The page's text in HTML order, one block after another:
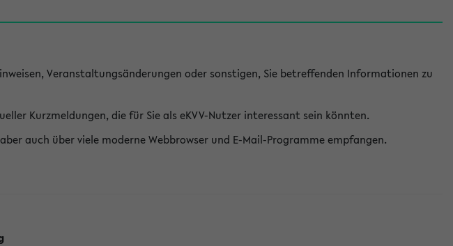
Veranstaltungsänderungen oder sonstigen, Sie betreffenden Informationen zu
Kurzmeldungen, die für Sie als eKVV-Nutzer interessant sein könnten.
auch über viele moderne Webbrowser und E-Mail-Programme empfangen.